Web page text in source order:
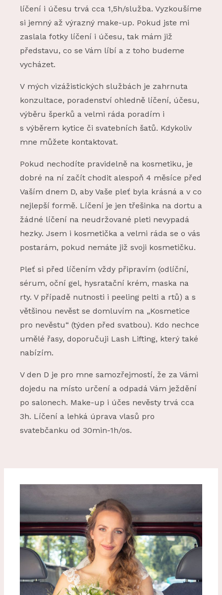
líčení i účesu trvá cca 1,5h/služba. Vyzkoušíme
si jemný až výrazný make-up. Pokud jste mi
zaslala fotky líčení i účesu, tak mám již
představu, co se Vám líbí a z toho budeme
vycházet.
V mých vizážistických službách je zahrnuta
konzultace, poradenství ohledně líčení, účesu,
výběru šperků a velmi ráda poradím i
s výběrem kytice či svatebních šatů. Kdykoliv
mne můžete kontaktovat.
Pokud nechodíte pravidelně na kosmetiku, je
dobré na ní začít chodit alespoň 4 měsíce před
Vaším dnem D, aby Vaše pleť byla krásná a v co
nejlepší formě. Líčení je jen třešinka na dortu a
žádné líčení na neudržované pleti nevypadá
hezky. Jsem i kosmetička a velmi ráda se o vás
postarám, pokud nemáte již svoji kosmetičku.
Pleť si před líčením vždy připravím (odlíční,
sérum, oční gel, hysratační krém, maska na
rty. V případě nutnosti i peeling pelti a rtů) a s
většinou nevěst se domluvím na „Kosmetice
pro nevěstu“ (týden před svatbou). Kdo nechce
umělé řasy, doporučuji Lash Lifting, který také
nabízím.
V den D je pro mne samozřejmostí, že za Vámi
dojedu na místo určení a odpadá Vám ježdění
po salonech. Make-up i účes nevěsty trvá cca
3h. Líčení a lehká úprava vlasů pro
svatebčanku od 30min-1h/os.